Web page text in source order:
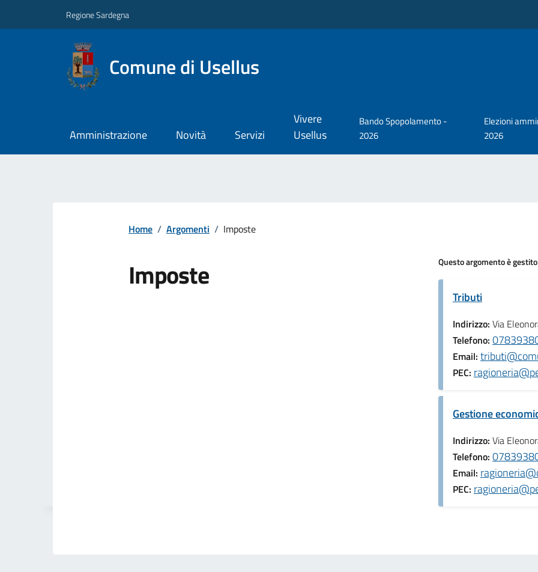
Regione Sardegna
Comune di Usellus
Amministrazione Novità Servizi
Vivere
Usellus
Bando Spopolamento -
2026
Elezioni
2026
Home / Argomenti / Imposte
Imposte Questo argomento è
Tributi
Indirizzo: Via
Telefono:
Email:
PEC:
Gestione
Indirizzo: Via
Telefono:
Email:
PEC: